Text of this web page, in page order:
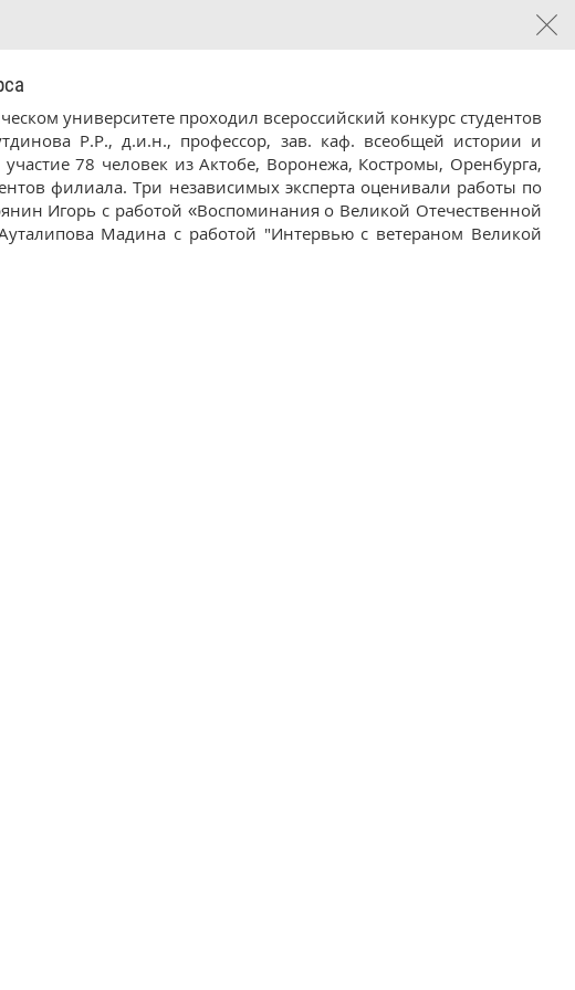
университете проходил всероссийский конкурс студентов
Р.Р., д.и.н., профессор, зав. каф. всеобщей истории и
78 человек из Актобе, Воронежа, Костромы, Оренбурга,
филиала. Три независимых эксперта оценивали работы по
Игорь с работой «Воспоминания о Великой Отечественной
Мадина с работой "Интервью с ветераном Великой